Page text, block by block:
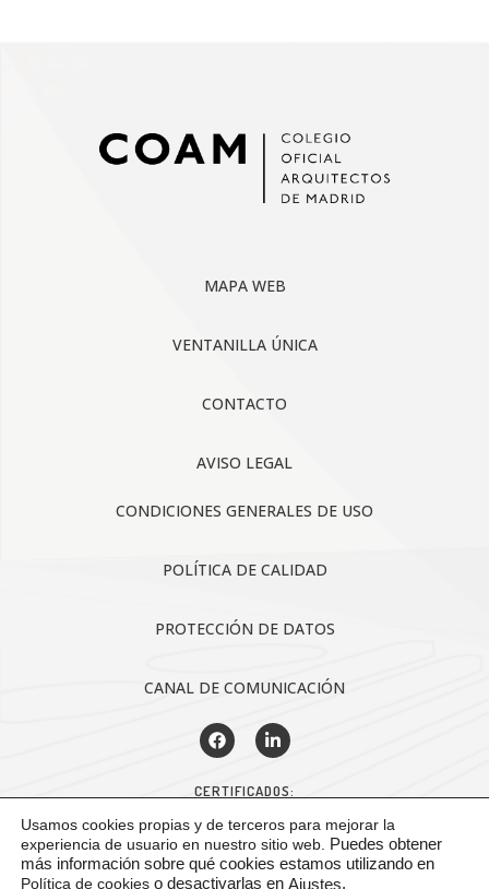
MAPA WEB
VENTANILLA ÚNICA
CONTACTO
AVISO LEGAL
CONDICIONES GENERALES DE USO
POLÍTICA DE CALIDAD
PROTECCIÓN DE DATOS
CANAL DE COMUNICACIÓN
CERTIFICADOS:
Usamos cookies propias y de terceros para mejorar la
experiencia de usuario en nuestro sitio web.
Puedes obtener
más información sobre qué cookies estamos utilizando en
Política de cookies o desactivarlas en Ajustes.